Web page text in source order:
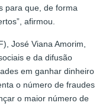
para que, de forma
afirmou.
José Viana Amorim,
e da difusão
em ganhar dinheiro
o número de fraudes
o maior número de